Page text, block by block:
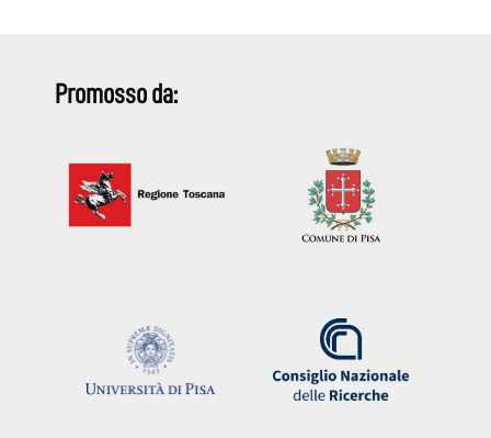
Promosso da: